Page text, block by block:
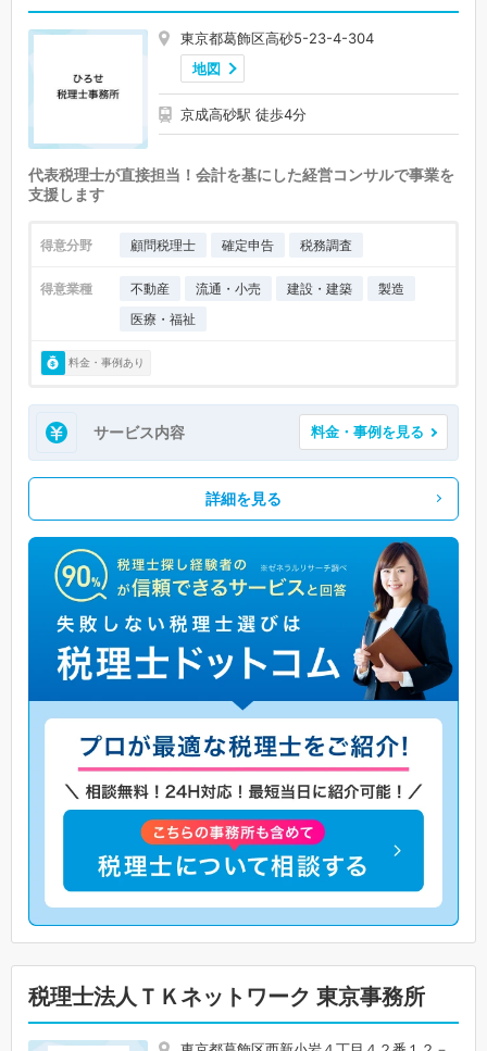
東京都葛飾区高砂5-23-4-304
地図
京成高砂駅 徒歩4分
代表税理士が直接担当！会計を基にした経営コンサルで事業を
支援します
得意分野 顧問税理士 確定申告 税務調査
得意業種 不動産 流通・小売 建設・建築
製造
医療・福祉
料金・事例あり
サービス内容 料金・事例を見る
詳細を見る
税理士法人ＴＫネットワーク 東京事務所